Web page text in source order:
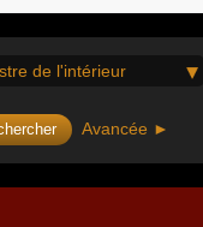
de l'intérieur
Avancée ►